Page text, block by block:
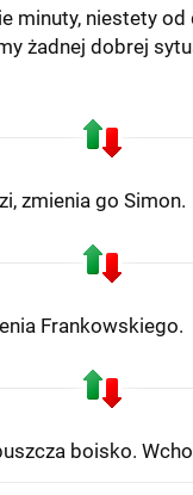
minuty, niestety od
żadnej dobrej
zmienia go Simon.
Frankowskiego.
boisko.